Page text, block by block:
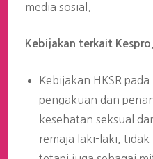
media sosial.
Kebijakan terkait Kespro,
Kebijakan HKSR
pengakuan dan
kesehatan seksual
remaja laki-laki, tidak